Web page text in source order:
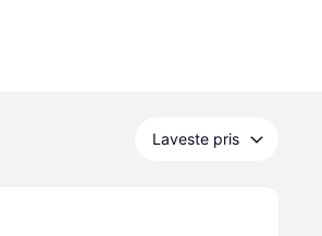
Laveste pris